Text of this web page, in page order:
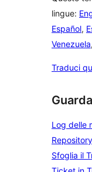
lingue:
Español,
Venezuela,
Traduci
Log delle
Sfoglia il